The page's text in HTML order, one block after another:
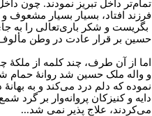
تمام‌تر داخل تبریز نمودند. چون
فرزند افتاد، بسیار بسیار
بگریست و شکر باری‌تعالی را به
حسین بر قرار عادت در وطن
اما از آن طرف، چند کلمه از
و واله ملک حسین شد روانۀ حمام
نموده که دلم درد می‌کند و به
دایه و کنیزکان پروانه‌وار بر گرد
می‌کردند، علاج پذیر نمی شد...